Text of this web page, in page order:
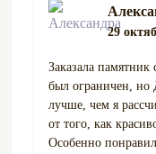
29
Заказала
был ограничен, но
лучше, чем я
от того, как
Особенно